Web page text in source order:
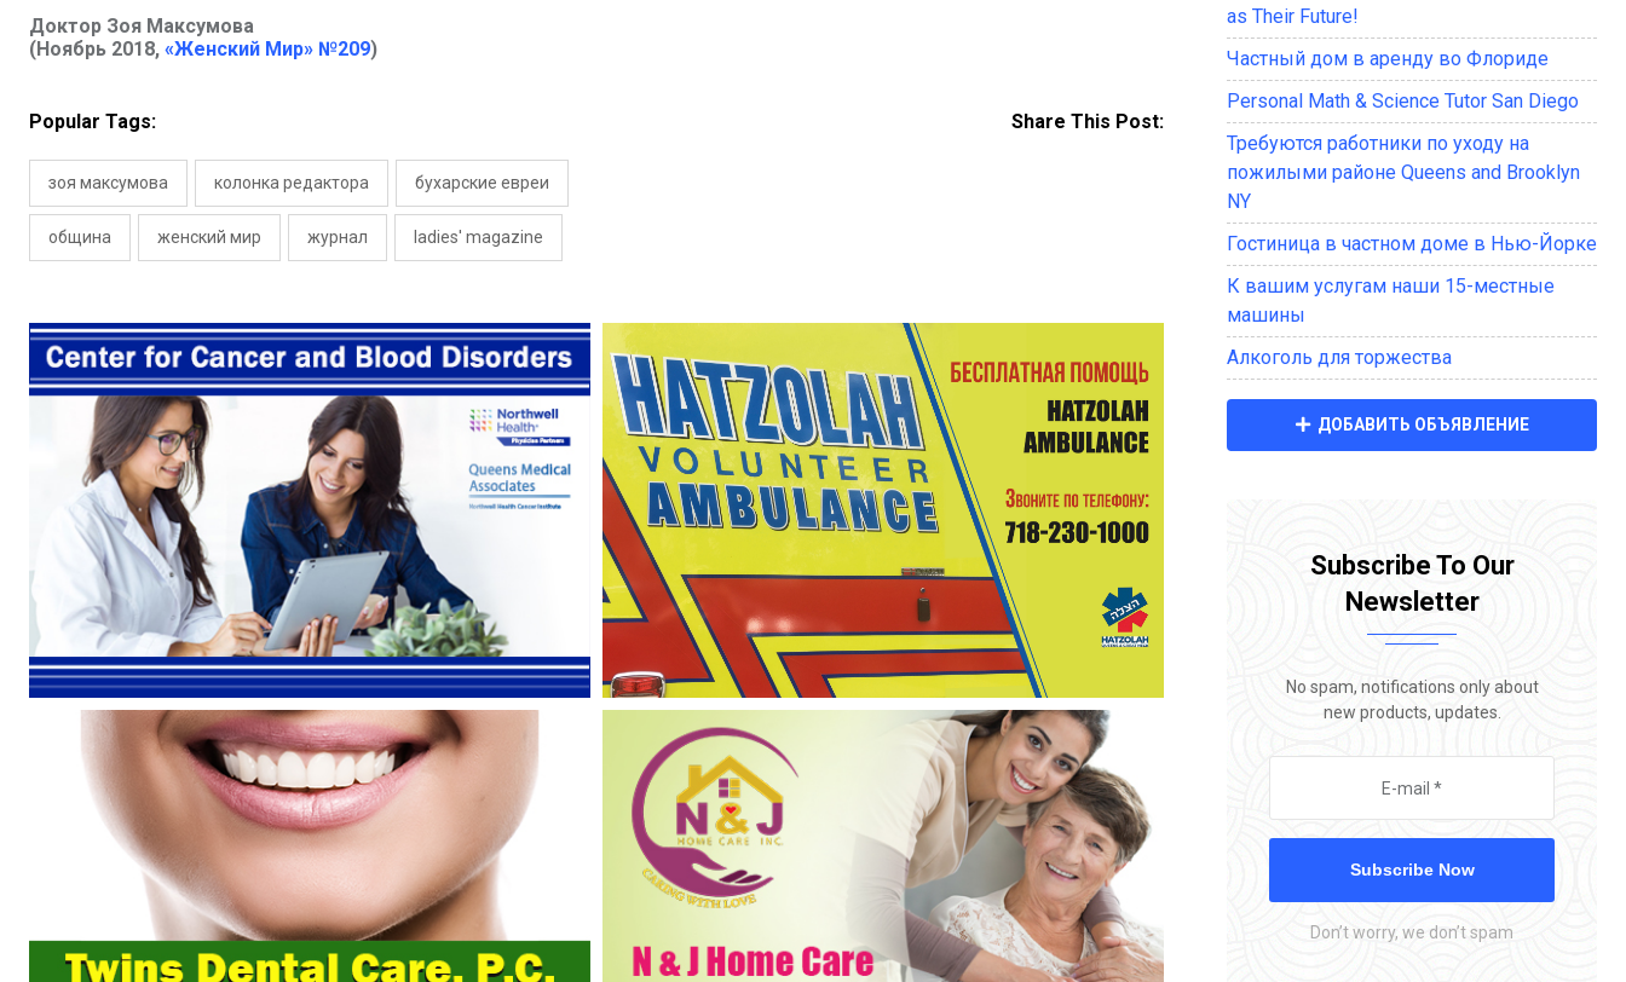
Доктор Зоя Максумова
(Ноябрь 2018, «Женский Мир» №209)
Popular Tags:
зоя максумова колонка редактора бухарские евреи
община женский мир журнал ladies' magazine
Share This Post:
as Their Future!
Частный дом в аренду во Флориде
Personal Math & Science Tutor San Diego
Требуются работники по уходу на
пожилыми районе Queens and Brooklyn
NY
Гостиница в частном доме в Нью-Йорке
К вашим услугам наши 15-местные
машины
Алкоголь для торжества
ДОБАВИТЬ ОБЪЯВЛЕНИЕ
Subscribe To Our
Newsletter
No spam, notifications only about
new products, updates.
Subscribe Now
Don’t worry, we don’t spam